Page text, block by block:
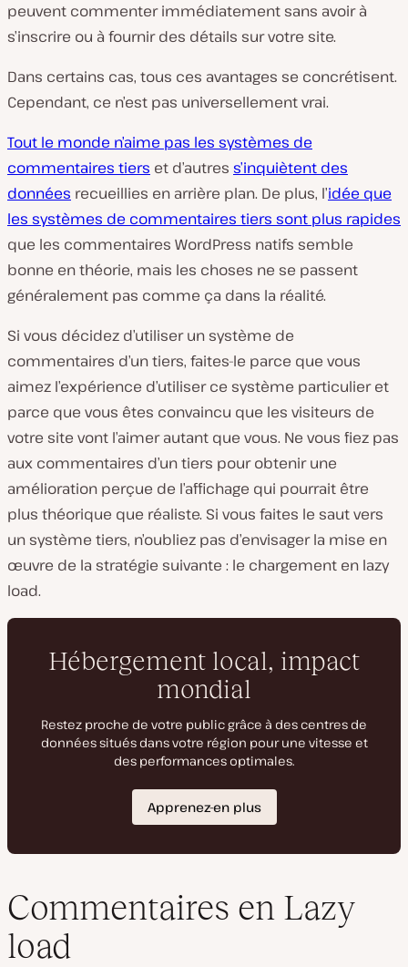
peuvent commenter immédiatement sans avoir à
s’inscrire ou à fournir des détails sur votre site.
Dans certains cas, tous ces avantages se concrétisent.
Cependant, ce n’est pas universellement vrai.
Tout le monde n’aime pas les systèmes de
commentaires tiers et d’autres s’inquiètent des
données recueillies en arrière plan. De plus, l’idée que
les systèmes de commentaires tiers sont plus rapides
que les commentaires WordPress natifs semble
bonne en théorie, mais les choses ne se passent
généralement pas comme ça dans la réalité.
Si vous décidez d’utiliser un système de
commentaires d’un tiers, faites-le parce que vous
aimez l’expérience d’utiliser ce système particulier et
parce que vous êtes convaincu que les visiteurs de
votre site vont l’aimer autant que vous. Ne vous fiez pas
aux commentaires d’un tiers pour obtenir une
amélioration perçue de l’affichage qui pourrait être
plus théorique que réaliste. Si vous faites le saut vers
un système tiers, n’oubliez pas d’envisager la mise en
œuvre de la stratégie suivante : le chargement en lazy
load.
Commentaires en Lazy
load